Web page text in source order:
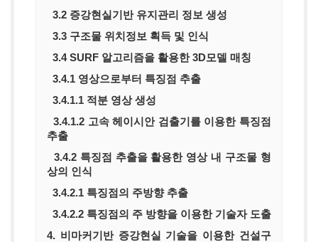
3.2 증강현실기반 유지관리 정보 생성
3.3 구조물 위치정보 획득 및 인식
3.4 SURF 알고리즘을 활용한 3D모델 매칭
3.4.1 영상으로부터 특징점 추출
3.4.1.1 적분 영상 생성
3.4.1.2 고속 헤이시안 검출기를 이용한 특징점
추출
3.4.2 특징점 추출을 활용한 영상 내 구조물 형
상의 인식
3.4.2.1 특징점의 주방향 추출
3.4.2.2 특징점의 주 방향을 이용한 기술자 도출
4. 비마커기반 증강현실 기술을 이용한 건설구